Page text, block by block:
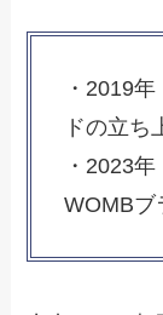
・2019
ドの立ち
・2023
WOMBブ